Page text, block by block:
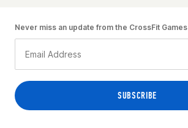
Never miss an update from the CrossFit Games